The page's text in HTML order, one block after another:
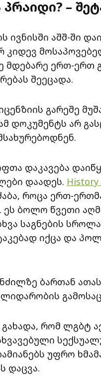
–
ივნისში აშშ-ში
კიდევ
მდებარე ერთ-ერთ
შეეცადა.
გარეშე
დოკუმენტს არ
დაკავება
დაადეს.
როცა ერთ-
ეს ბოლო წვეთი
საგნების
იქცა და
ბართან
რომ ლგბტ
უფრო
დაცვა.